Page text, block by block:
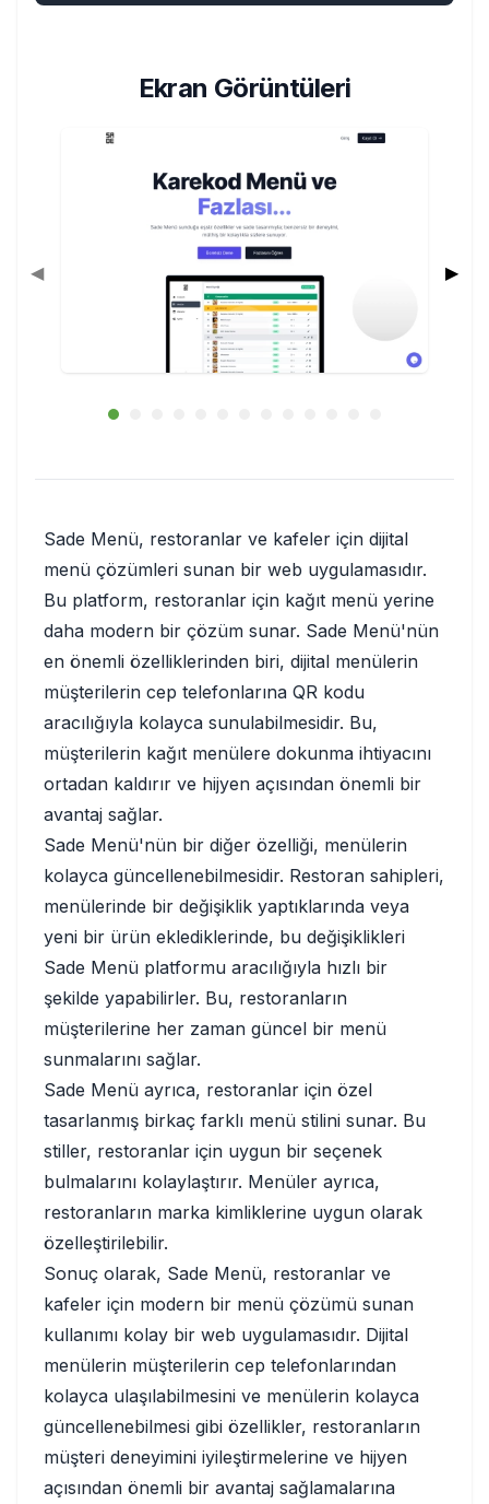
Ekran Görüntüleri
◀ ▶
Sade Menü, restoranlar ve kafeler için dijital
menü çözümleri sunan bir web uygulamasıdır.
Bu platform, restoranlar için kağıt menü yerine
daha modern bir çözüm sunar. Sade Menü'nün
en önemli özelliklerinden biri, dijital menülerin
müşterilerin cep telefonlarına QR kodu
aracılığıyla kolayca sunulabilmesidir. Bu,
müşterilerin kağıt menülere dokunma ihtiyacını
ortadan kaldırır ve hijyen açısından önemli bir
avantaj sağlar.
Sade Menü'nün bir diğer özelliği, menülerin
kolayca güncellenebilmesidir. Restoran sahipleri,
menülerinde bir değişiklik yaptıklarında veya
yeni bir ürün eklediklerinde, bu değişiklikleri
Sade Menü platformu aracılığıyla hızlı bir
şekilde yapabilirler. Bu, restoranların
müşterilerine her zaman güncel bir menü
sunmalarını sağlar.
Sade Menü ayrıca, restoranlar için özel
tasarlanmış birkaç farklı menü stilini sunar. Bu
stiller, restoranlar için uygun bir seçenek
bulmalarını kolaylaştırır. Menüler ayrıca,
restoranların marka kimliklerine uygun olarak
özelleştirilebilir.
Sonuç olarak, Sade Menü, restoranlar ve
kafeler için modern bir menü çözümü sunan
kullanımı kolay bir web uygulamasıdır. Dijital
menülerin müşterilerin cep telefonlarından
kolayca ulaşılabilmesini ve menülerin kolayca
güncellenebilmesi gibi özellikler, restoranların
müşteri deneyimini iyileştirmelerine ve hijyen
açısından önemli bir avantaj sağlamalarına